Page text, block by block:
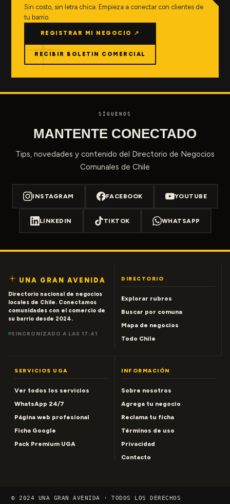
Sin costo, sin letra chica. Empieza a conectar con clientes de
tu barrio.
REGISTRAR MI NEGOCIO ↗
RECIBIR BOLETIN COMERCIAL
SÍGUENOS
MANTENTE CONECTADO
Tips, novedades y contenido del Directorio de Negocios
Comunales de Chile
INSTAGRAM FACEBOOK YOUTUBE
LINKEDIN TIKTOK WHATSAPP
UNA GRAN AVENIDA
Directorio nacional de negocios
locales de Chile. Conectamos
comunidades con el comercio de
su barrio desde 2024.
SINCRONIZADO A LAS 17:41
DIRECTORIO
Explorar rubros
Buscar por comuna
Mapa de negocios
Todo Chile
SERVICIOS UGA
Ver todos los servicios
WhatsApp 24/7
Página web profesional
Ficha Google
Pack Premium UGA
INFORMACIÓN
Sobre nosotros
Agrega tu negocio
Reclama tu ficha
Términos de uso
Privacidad
Contacto
© 2024 UNA GRAN AVENIDA · TODOS LOS DERECHOS